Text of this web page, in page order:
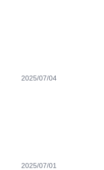
2025/07/04
2025/07/01